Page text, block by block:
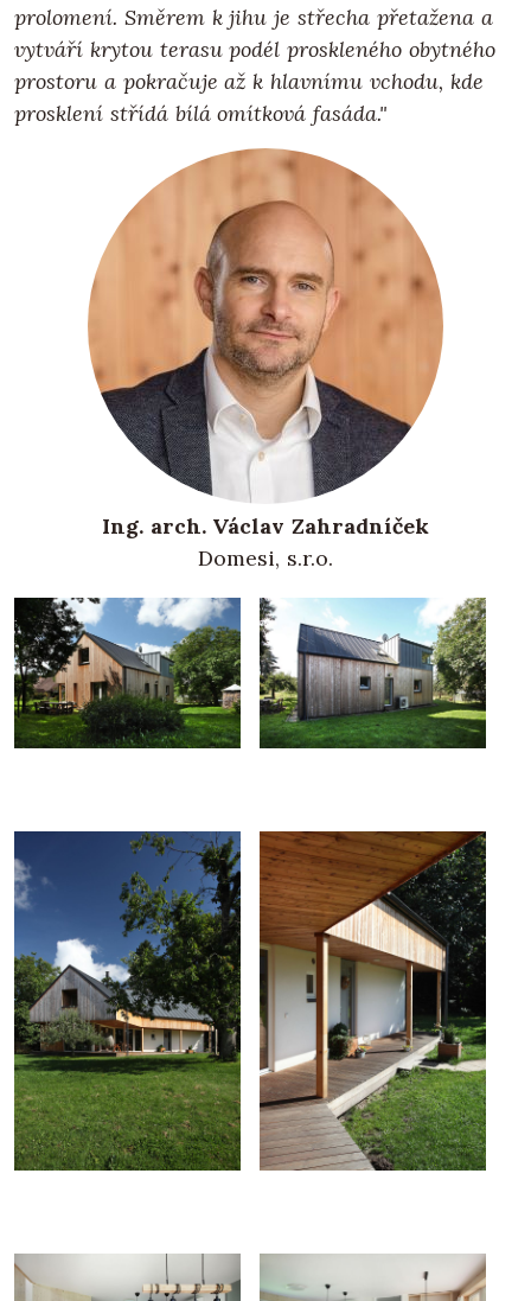
prolomení. Směrem k jihu je střecha přetažena a
vytváří krytou terasu podél proskleného obytného
prostoru a pokračuje až k hlavnímu vchodu, kde
prosklení střídá bílá omítková fasáda."
Ing. arch. Václav Zahradníček
Domesi, s.r.o.